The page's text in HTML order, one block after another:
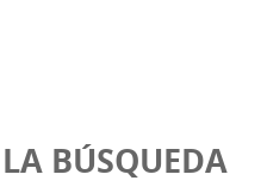
BÚSQUEDA